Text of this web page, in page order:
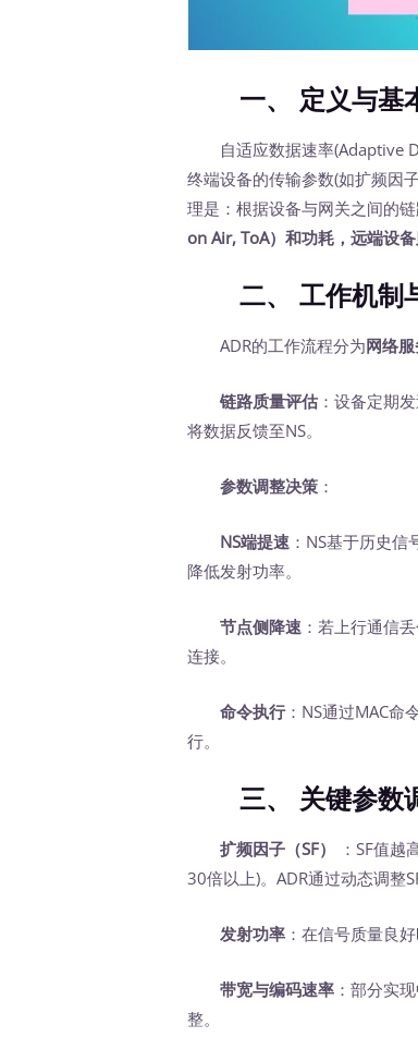
一、 定义与基
自适应数据速率(Adaptive
终端设备的传输参数(如扩频因
理是：根据设备与网关之间的
on Air, ToA）和功耗，远端设
二、工作机制
ADR的工作流程分为网络
链路质量评估 ：设备定期
将数据反馈至NS。
参数调整决策 ：
NS端提速 ：NS基于历史信
降低发射功率。
节点侧降速 ：若上行通信
连接。
命令执行：NS通过MAC命
行。
三、 关键参数
扩频因子（SF）
：SF值
30倍以上)。ADR通过动态调整
发射功率 ：在信号质量良
带宽与编码速率 ：部分实
整。